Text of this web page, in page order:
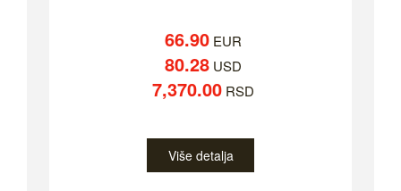
66.90EUR
80.28USD
7,370.00RSD
Više detalja